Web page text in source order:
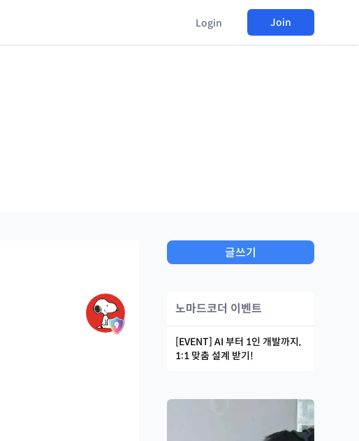
Login Join
글쓰기
노마드코더 이벤트
[EVENT] AI 부터 1인 개발까지,
1:1 맞춤 설계 받기!